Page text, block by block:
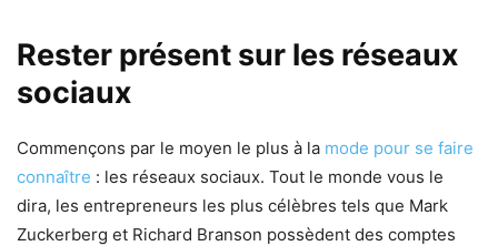
Rester présent sur les réseaux
sociaux
Commençons par le moyen le plus à la mode pour se faire
connaître : les réseaux sociaux. Tout le monde vous le
dira, les entrepreneurs les plus célèbres tels que Mark
Zuckerberg et Richard Branson possèdent des comptes